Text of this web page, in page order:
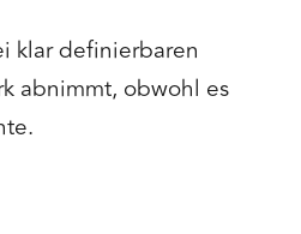
klar definierbaren
abnimmt, obwohl es